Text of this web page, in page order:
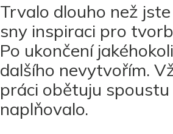
Trvalo dlouho než
sny inspiraci pro
Po ukončení
dalšího nevytvořím.
práci obětuju
naplňovalo.